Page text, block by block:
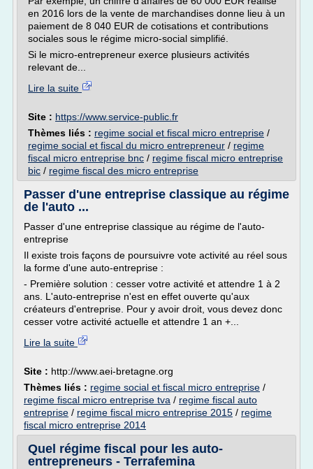
en 2016 lors de la vente de marchandises donne lieu à un
paiement de 8 040 EUR de cotisations et contributions
sociales sous le régime micro-social simplifié.
Si le micro-entrepreneur exerce plusieurs activités
relevant de...
Lire la suite
Site : https://www.service-public.fr
Thèmes liés : regime social et fiscal micro entreprise /
regime social et fiscal du micro entrepreneur / regime
fiscal micro entreprise bnc / regime fiscal micro entreprise
bic / regime fiscal des micro entreprise
Passer d'une entreprise classique au régime
de l'auto ...
Passer d'une entreprise classique au régime de l'auto-
entreprise
Il existe trois façons de poursuivre vote activité au réel sous
la forme d'une auto-entreprise :
- Première solution : cesser votre activité et attendre 1 à 2
ans. L'auto-entreprise n'est en effet ouverte qu'aux
créateurs d'entreprise. Pour y avoir droit, vous devez donc
cesser votre activité actuelle et attendre 1 an +...
Lire la suite
Site : http://www.aei-bretagne.org
Thèmes liés : regime social et fiscal micro entreprise /
regime fiscal micro entreprise tva / regime fiscal auto
entreprise / regime fiscal micro entreprise 2015 / regime
fiscal micro entreprise 2014
Quel régime fiscal pour les auto-
entrepreneurs - Terrafemina